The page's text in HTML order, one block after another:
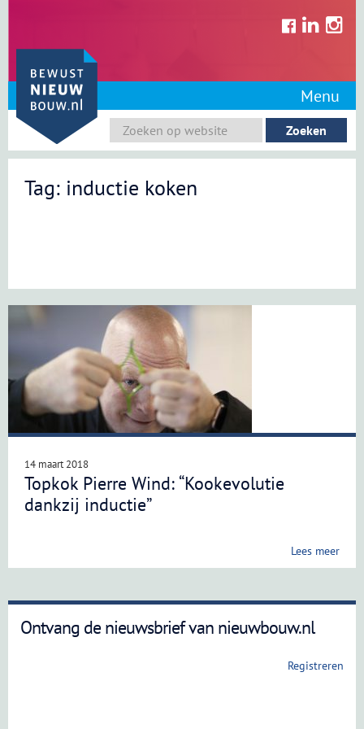
content
Menu
Tag: inductie koken
14 maart 2018
Topkok Pierre Wind: “Kookevolutie
dankzij inductie”
Lees meer
Ontvang de nieuwsbrief van nieuwbouw.nl
Registreren